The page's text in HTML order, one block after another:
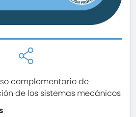
complementario de
de los sistemas mecánicos